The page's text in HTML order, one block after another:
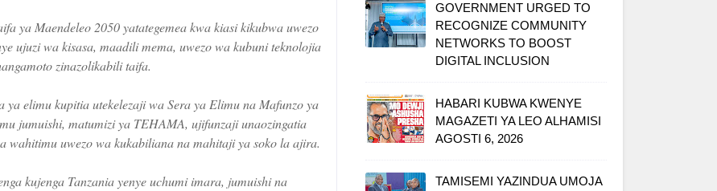
ya Maendeleo 2050 yatategemea kwa kiasi kikubwa uwezo
ujuzi wa kisasa, maadili mema, uwezo wa kubuni teknolojia
zinazolikabili taifa.
ya elimu kupitia utekelezaji wa Sera ya Elimu na Mafunzo ya
jumuishi, matumizi ya TEHAMA, ujifunzaji unaozingatia
wahitimu uwezo wa kukabiliana na mahitaji ya soko la ajira.
kujenga Tanzania yenye uchumi imara, jumuishi na
GOVERNMENT URGED TO
RECOGNIZE COMMUNITY
NETWORKS TO BOOST
DIGITAL INCLUSION
HABARI KUBWA KWENYE
MAGAZETI YA LEO ALHAMISI
AGOSTI 6, 2026
TAMISEMI YAZINDUA UMOJA